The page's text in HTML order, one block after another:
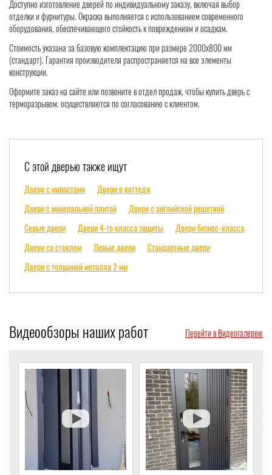
Доступно изготовление дверей по индивидуальному заказу, включая выбор
отделки и фурнитуры. Окраска выполняется с использованием современного
оборудования, обеспечивающего стойкость к повреждениям и осадкам.
Стоимость указана за базовую комплектацию при размере 2000x800 мм
(стандарт). Гарантия производителя распространяется на все элементы
конструкции.
Оформите заказ на сайте или позвоните в отдел продаж, чтобы купить дверь с
терморазрывом. осуществляются по согласованию с клиентом.
С этой дверью также ищут
Двери с импостами
Двери в коттедж
Двери с минеральной плитой
Двери с английской решеткой
Серые двери
Двери 4-го класса защиты
Двери бизнес-класса
Двери со стеклом
Левые двери
Стандартные двери
Двери с толщиной металла 2 мм
Видеообзоры наших работ Перейти в Видеогалерею